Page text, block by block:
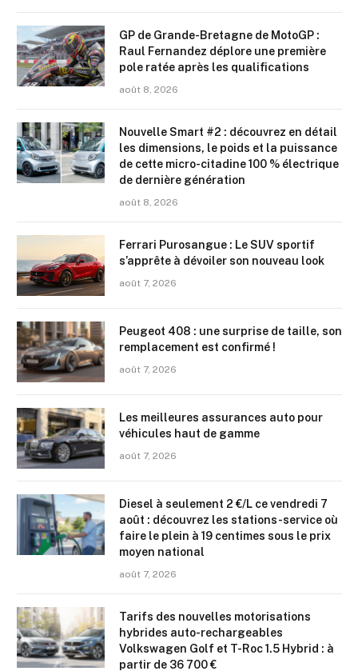
GP de Grande-Bretagne de MotoGP :
Raul Fernandez déplore une première
pole ratée après les qualifications
août 8, 2026
Nouvelle Smart #2 : découvrez en détail
les dimensions, le poids et la puissance
de cette micro-citadine 100 % électrique
de dernière génération
août 8, 2026
Ferrari Purosangue : Le SUV sportif
s’apprête à dévoiler son nouveau look
août 7, 2026
Peugeot 408 : une surprise de taille, son
remplacement est confirmé !
août 7, 2026
Les meilleures assurances auto pour
véhicules haut de gamme
août 7, 2026
Diesel à seulement 2 €/L ce vendredi 7
août : découvrez les stations-service où
faire le plein à 19 centimes sous le prix
moyen national
août 7, 2026
Tarifs des nouvelles motorisations
hybrides auto-rechargeables
Volkswagen Golf et T-Roc 1.5 Hybrid : à
partir de 36 700 €